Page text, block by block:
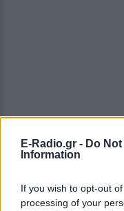
E-Radio.gr - Do
Information
If you wish to opt-out
processing of your